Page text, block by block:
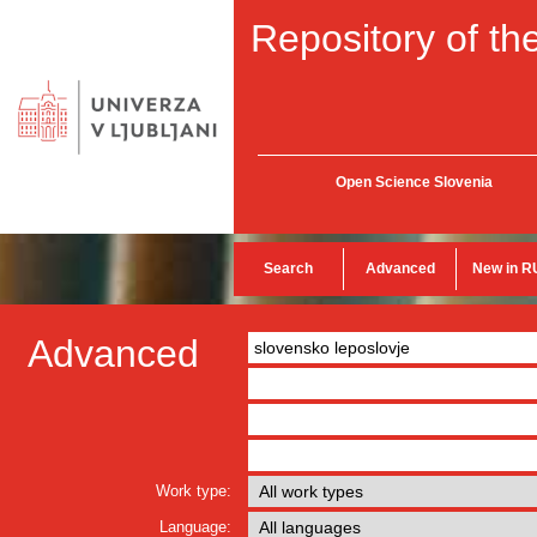
Repository of
Open Science Slovenia
Search Advanced New in
Advanced
Work type:
Language: